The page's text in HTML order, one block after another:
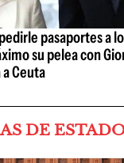
pasaportes a
su pelea con
Ceuta
DE